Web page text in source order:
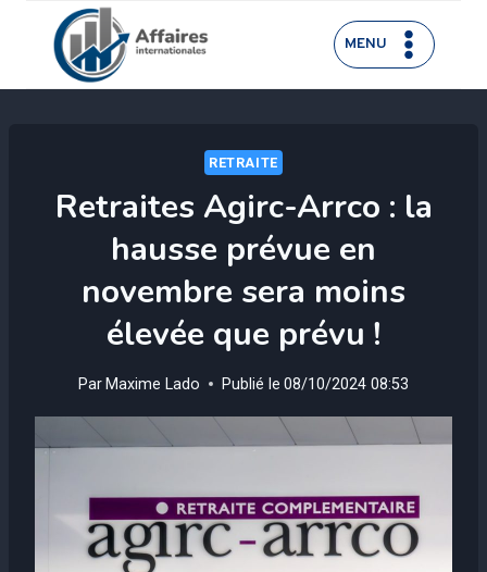
contenu
MENU
RETRAITE
Retraites Agirc-Arrco : la
hausse prévue en
novembre sera moins
élevée que prévu !
Par Maxime Lado Publié le 08/10/2024 08:53